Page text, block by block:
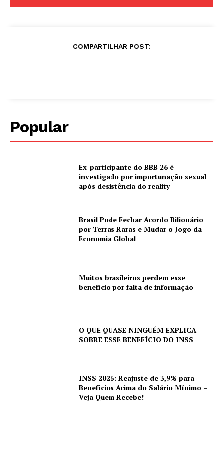
COMPARTILHAR POST:
Popular
Ex-participante do BBB 26 é
investigado por importunação sexual
após desistência do reality
Brasil Pode Fechar Acordo Bilionário
por Terras Raras e Mudar o Jogo da
Economia Global
Muitos brasileiros perdem esse
benefício por falta de informação
O QUE QUASE NINGUÉM EXPLICA
SOBRE ESSE BENEFÍCIO DO INSS
INSS 2026: Reajuste de 3,9% para
Benefícios Acima do Salário Mínimo –
Veja Quem Recebe!